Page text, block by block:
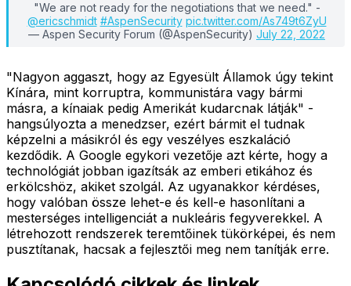
"We are not ready for the negotiations that we need." -
@ericschmidt #AspenSecurity pic.twitter.com/As749t6ZyU
— Aspen Security Forum (@AspenSecurity) July 22, 2022
"Nagyon aggaszt, hogy az Egyesült Államok úgy tekint
Kínára, mint korruptra, kommunistára vagy bármi
másra, a kínaiak pedig Amerikát kudarcnak látják" -
hangsúlyozta a menedzser, ezért bármit el tudnak
képzelni a másikról és egy veszélyes eszkaláció
kezdődik. A Google egykori vezetője azt kérte, hogy a
technológiát jobban igazítsák az emberi etikához és
erkölcshöz, akiket szolgál. Az ugyanakkor kérdéses,
hogy valóban össze lehet-e és kell-e hasonlítani a
mesterséges intelligenciát a nukleáris fegyverekkel. A
létrehozott rendszerek teremtőinek tükörképei, és nem
pusztítanak, hacsak a fejlesztői meg nem tanítják erre.